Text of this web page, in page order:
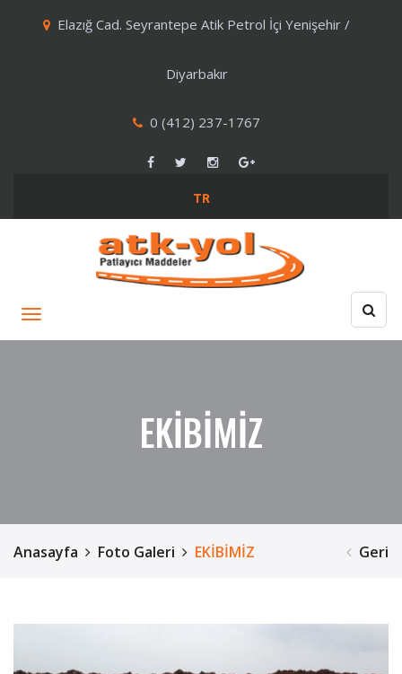
Elazığ Cad. Seyrantepe Atik Petrol İçi Yenişehir /
Diyarbakır
0 (412) 237-1767
TR
EKİBİMİZ
Anasayfa Foto Galeri EKİBİMİZ Geri